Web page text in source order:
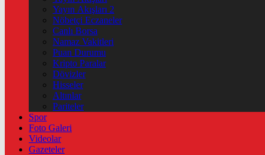
Yayın Akışları 2
Nöbetçi Eczaneler
Canlı Borsa
Namaz Vakitleri
Puan Durumu
Kripto Paralar
Dövizler
Hisseler
Altınlar
Pariteler
Spor
Foto Galeri
Videolar
Gazeteler